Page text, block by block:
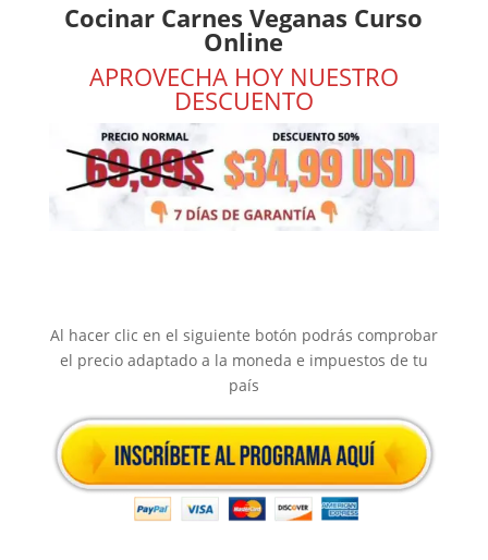
Cocinar Carnes Veganas Curso
Online
APROVECHA HOY NUESTRO
DESCUENTO
Al hacer clic en el siguiente botón podrás comprobar
el precio adaptado a la moneda e impuestos de tu
país